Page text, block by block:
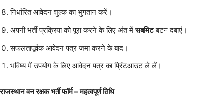
निर्धारित आवेदन शुल्क का भुगतान करें।
अपनी भर्ती प्रक्रिया को पूरा करने के लिए अंत मेंसबमिटबटन दबाएं।
सफलतापूर्वक आवेदन पत्र जमा करने के बाद।
भविष्य में उपयोग के लिए आवेदन पत्र का प्रिंटआउट ले लें।
राजस्थान वन रक्षक भर्ती फॉर्म –महत्वपूर्ण तिथि